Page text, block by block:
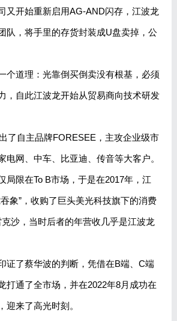
又开始重新启用AG-AND闪存，江波龙
队，将手里的存货封装成U盘卖掉，公
个道理：光靠倒买倒卖没有根基，必须
，自此江波龙开始从贸易商向技术研发
了自主品牌FORESEE，主攻企业级市
电网、中车、比亚迪、传音等大客户。
局限在To B市场，于是在2017年，江
象”，收购了巨头美光科技旗下的消费
沙，当时后者的年营收几乎是江波龙
证了蔡华波的判断，凭借在B端、C端
打通了全市场，并在2022年8月成功在
迎来了高光时刻。